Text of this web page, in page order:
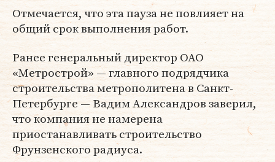
Отмечается, что эта пауза не повлияет на
общий срок выполнения работ.
Ранее генеральный директор ОАО
«Метрострой» — главного подрядчика
строительства метрополитена в Санкт-
Петербурге — Вадим Александров заверил,
что компания не намерена
приостанавливать строительство
Фрунзенского радиуса.